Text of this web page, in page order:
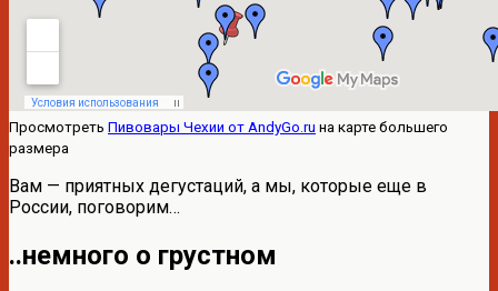
Просмотреть Пивовары Чехии от AndyGо.ru на карте большего
размера
Вам — приятных дегустаций, а мы, которые еще в
России, поговорим…
..немного о грустном